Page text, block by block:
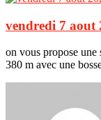
vendredi 7 aout
on vous propose
380 m avec une